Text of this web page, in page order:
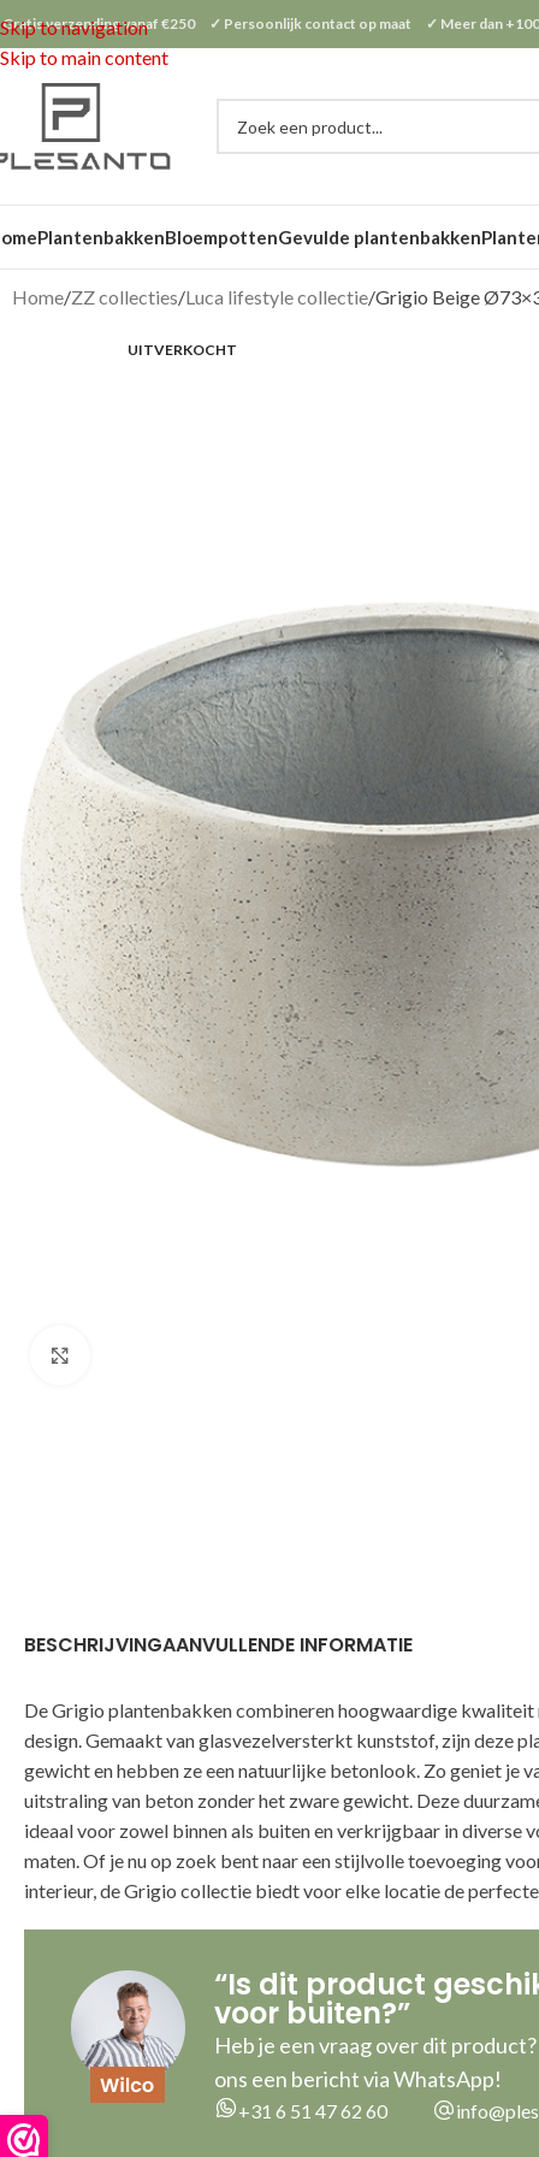
Skip to navigation
Skip to main content
verzending vanaf €250 ✓ Persoonlijk contact op maat ✓ Meer dan
PlantenbakkenBloempottenGevulde plantenbakken
Home ZZ collecties Luca lifestyle collectie Grigio Beige
UITVERKOCHT
BESCHRIJVINGAANVULLENDE INFORMATIE
De Grigio plantenbakken combineren hoogwaardige kwaliteit
design. Gemaakt van glasvezelversterkt kunststof, zijn deze
gewicht en hebben ze een natuurlijke betonlook. Zo geniet je
uitstraling van beton zonder het zware gewicht. Deze
ideaal voor zowel binnen als buiten en verkrijgbaar in diverse
maten. Of je nu op zoek bent naar een stijlvolle toevoeging
interieur, de Grigio collectie biedt voor elke locatie de
“Is dit product
voor buiten?”
Heb je een vraag over dit
ons een bericht via WhatsApp!
+31 6 51 47 62 60